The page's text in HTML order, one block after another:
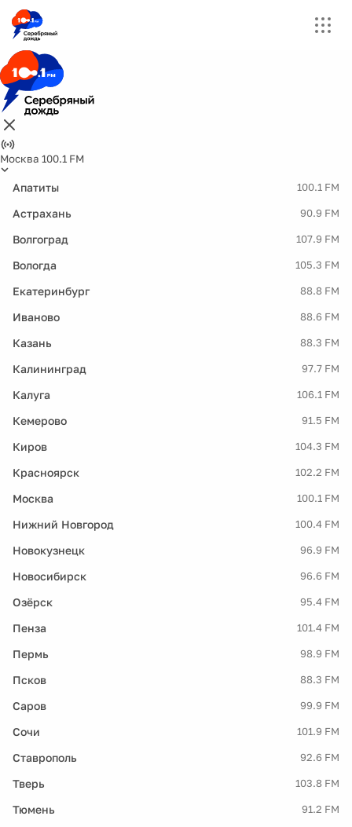
Москва 100.1 FM
Апатиты 100.1 FM
Астрахань 90.9 FM
Волгоград 107.9 FM
Вологда 105.3 FM
Екатеринбург 88.8 FM
Иваново 88.6 FM
Казань 88.3 FM
Калининград 97.7 FM
Калуга 106.1 FM
Кемерово 91.5 FM
Киров 104.3 FM
Красноярск 102.2 FM
Москва 100.1 FM
Нижний Новгород 100.4 FM
Новокузнецк 96.9 FM
Новосибирск 96.6 FM
Озёрск 95.4 FM
Пенза 101.4 FM
Пермь 98.9 FM
Псков 88.3 FM
Саров 99.9 FM
Сочи 101.9 FM
Ставрополь 92.6 FM
Тверь 103.8 FM
Тюмень 91.2 FM